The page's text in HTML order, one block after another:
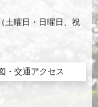
土曜日・日曜日、祝
・交通アクセス